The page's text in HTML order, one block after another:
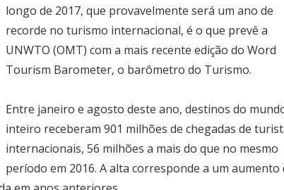
longo de 2017, que provavelmente será um ano de
recorde no turismo internacional, é o que prevê a
UNWTO (OMT) com a mais recente edição do Word
Tourism Barometer, o barômetro do Turismo.
Entre janeiro e agosto deste ano, destinos do
inteiro receberam 901 milhões de chegadas de
internacionais, 56 milhões a mais do que no mesmo
período em 2016. A alta corresponde a um aumento